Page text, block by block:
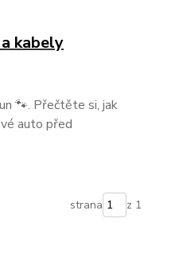
kabely
🐾. Přečtěte si, jak
auto před
strana z 1